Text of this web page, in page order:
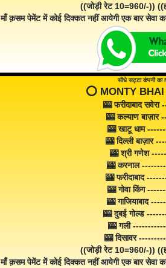
((जोड़ी रेट 10=960/-))
माँ क़सम पेमेंट में कोई दिक्कत नहीं आयेगी एक बार सेवा
सीधे सट्टा कंपनी का
⭕️ MONTY
🎰 फरीदाबाद
🎰 कल्याण बाज़ार
🎰 खाटू धाम
🎰 दिल्ली बाज़ार
🎰 श्री गणेश
🎰 करनाल
🎰 फरीदाबाद
🎰 गोवा किंग
🎰 गाजियाबाद
🎰 दुबई गोल्ड
🎰 गली
🎰 दिसावर
((जोड़ी रेट 10=960/-))
माँ क़सम पेमेंट में कोई दिक्कत नहीं आयेगी एक बार सेवा